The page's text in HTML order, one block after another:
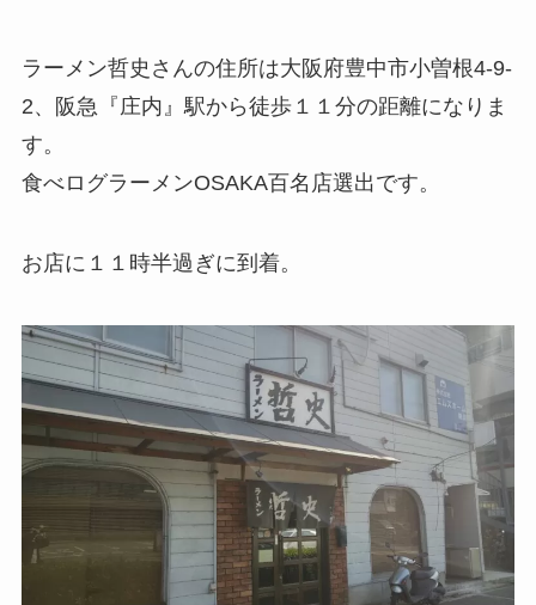
ラーメン哲史さんの住所は大阪府豊中市小曽根4-9-
2、阪急『庄内』駅から徒歩１１分の距離になりま
す。
食べログラーメンOSAKA百名店選出です。
お店に１１時半過ぎに到着。